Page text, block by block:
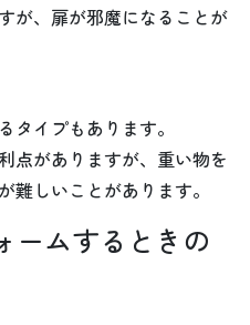
が、扉が邪魔になることが
タイプもあります。
点がありますが、重い物を
難しいことがあります。
ムするときの